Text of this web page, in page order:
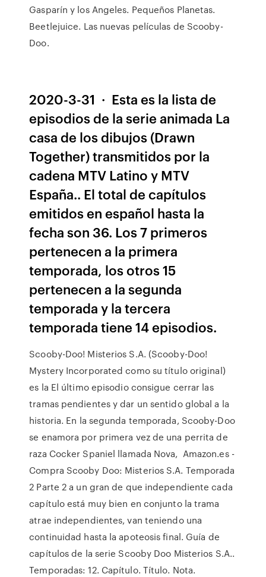
Gasparín y los Angeles. Pequeños Planetas.
Beetlejuice. Las nuevas películas de Scooby-
Doo.
2020-3-31 · Esta es la lista de
episodios de la serie animada La
casa de los dibujos (Drawn
Together) transmitidos por la
cadena MTV Latino y MTV
España.. El total de capítulos
emitidos en español hasta la
fecha son 36. Los 7 primeros
pertenecen a la primera
temporada, los otros 15
pertenecen a la segunda
temporada y la tercera
temporada tiene 14 episodios.
Scooby-Doo! Misterios S.A.​ (Scooby-Doo!
Mystery Incorporated como su título original)
es la El último episodio consigue cerrar las
tramas pendientes y dar un sentido global a la
historia.​ En la segunda temporada, Scooby-Doo
se enamora por primera vez de una perrita de
raza Cocker Spaniel llamada Nova, Amazon.es -
Compra Scooby Doo: Misterios S.A. Temporada
2 Parte 2 a un gran de que independiente cada
capítulo está muy bien en conjunto la trama
atrae independientes, van teniendo una
continuidad hasta la apoteosis final. Guía de
capítulos de la serie Scooby Doo Misterios S.A..
Temporadas: 12. Capítulo. Título. Nota.